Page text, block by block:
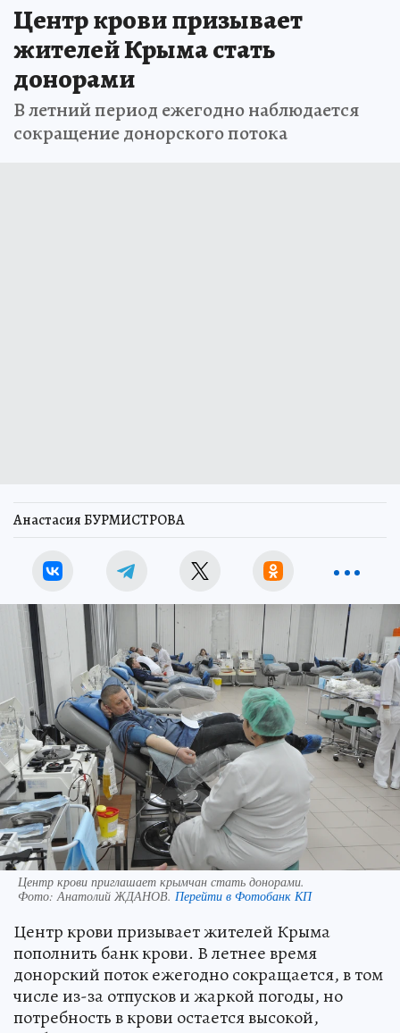
Центр крови призывает
жителей Крыма стать
донорами
В летний период ежегодно наблюдается
сокращение донорского потока
Анастасия БУРМИСТРОВА
Центр крови приглашает крымчан стать донорами.
Фото:Анатолий ЖДАНОВ. Перейти в Фотобанк КП
Центр крови призывает жителей Крыма
пополнить банк крови. В летнее время
донорский поток ежегодно сокращается, в том
числе из-за отпусков и жаркой погоды, но
потребность в крови остается высокой,